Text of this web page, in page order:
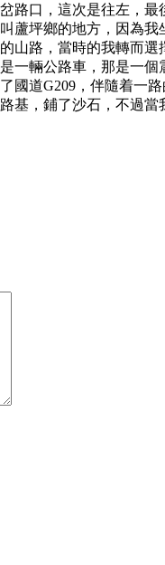
路口，這次是往左，
蘆坪鄉的地方，因為
山路，當時的我轉而
一輛公路車，那是一
國道G209，伴隨着一
基，鋪了沙石，不過